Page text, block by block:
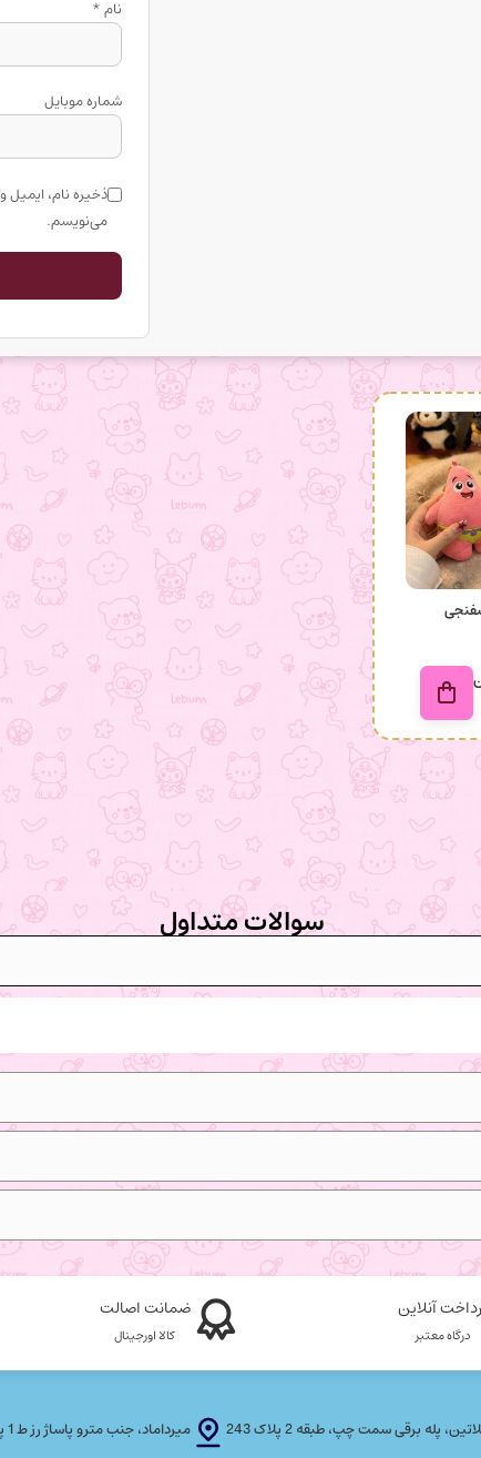
نام*
شماره موبایل
ذخیره نام، ایمیل
می‌نویسم.
سوالات متداول
آنلاین
درگاه معتبر
ضمانت اصالت
کالا اورجینال
برقی سمت چپ، طبقه 2 پلاک 243 میرداماد، جنب مترو پاساژ رز ط 1 پلاک T F 21